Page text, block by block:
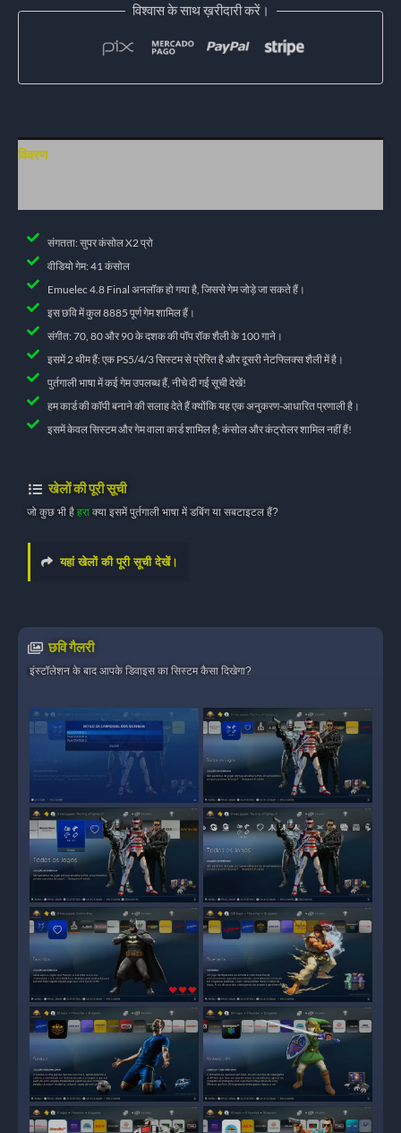
विश्वास के साथ ख़रीदारी करें।
विवरण
संगतता: सुपर कंसोल X2 प्रो
वीडियो गेम: 41 कंसोल
Emuelec 4.8 Final अनलॉक हो गया है, जिससे गेम जोड़े जा सकते हैं।
इस छवि में कुल 8885 पूर्ण गेम शामिल हैं।
संगीत: 70, 80 और 90 के दशक की पॉप रॉक शैली के 100 गाने।
इसमें 2 थीम हैं: एक PS5/4/3 सिस्टम से प्रेरित है और दूसरी नेटफ्लिक्स शैली में है।
पुर्तगाली भाषा में कई गेम उपलब्ध हैं, नीचे दी गई सूची देखें!
हम कार्ड की कॉपी बनाने की सलाह देते हैं क्योंकि यह एक अनुकरण-आधारित प्रणाली है।
इसमें केवल सिस्टम और गेम वाला कार्ड शामिल है; कंसोल और कंट्रोलर शामिल नहीं हैं!
खेलों की पूरी सूची
जो कुछ भी है हरा क्या इसमें पुर्तगाली भाषा में डबिंग या सबटाइटल हैं?
यहां खेलों की पूरी सूची देखें।
छवि गैलरी
इंस्टॉलेशन के बाद आपके डिवाइस का सिस्टम कैसा दिखेगा?